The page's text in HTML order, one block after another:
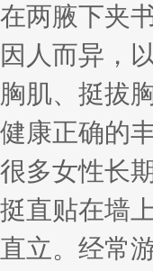
在两腋下夹
因人而异，
胸肌、挺拔胸
健康正确的
很多女性长
挺直贴在墙
直立。经常